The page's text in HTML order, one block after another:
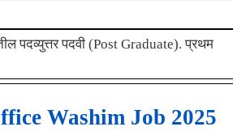
पदव्युत्तर पदवी (Post Graduate). प्रथम
Washim Job 2025